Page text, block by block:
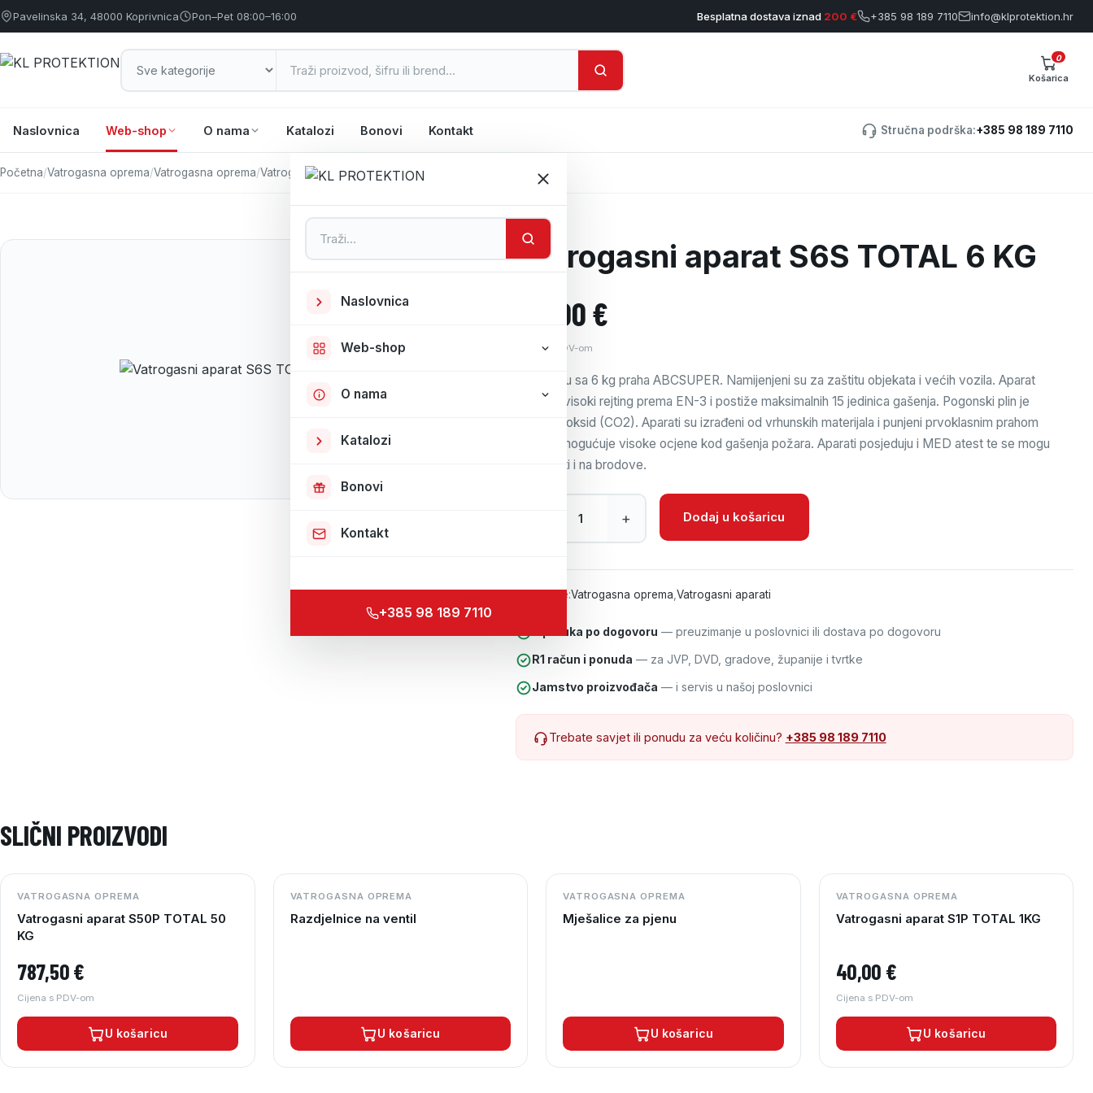
Pavelinska 34, 48000 Koprivnica Pon–Pet 08:00–16:00 Besplatna dostava iznad 200 € +385 98 189 7110 info@klprotektion.hr
Košarica
0
Naslovnica Web-shop O nama Katalozi Bonovi Kontakt Stručna podrška:+385 98 189 7110
Pretraga
Naslovnica
Web-shop
O nama
Katalozi
Bonovi
Kontakt
+385 98 189 7110
Početna/Vatrogasna oprema/Vatrogasna oprema/Vatrogasni aparat S6S TOTAL 6 KG
Vatrogasni aparat S6S TOTAL 6 KG
165,00€
Cijena s PDV-om
Punjeni su sa 6 kg praha ABCSUPER. Namijenjeni su za zaštitu objekata i većih vozila. Aparat
S6S ima visoki rejting prema EN-3 i postiže maksimalnih 15 jedinica gašenja. Pogonski plin je
ugljični dioksid (CO2). Aparati su izrađeni od vrhunskih materijala i punjeni prvoklasnim prahom
što im omogućuje visoke ocjene kod gašenja požara. Aparati posjeduju i MED atest te se mogu
ugrađivati i na brodove.
Vatrogasni aparat S6S TOTAL 6 KG količina
+ Dodaj u košaricu
Kategorije:Vatrogasna oprema Vatrogasni aparati
Isporuka po dogovoru — preuzimanje u poslovnici ili dostava po dogovoru
R1 račun i ponuda — za JVP, DVD, gradove, županije i tvrtke
Jamstvo proizvođača — i servis u našoj poslovnici
Trebate savjet ili ponudu za veću količinu? +385 98 189 7110
SLIČNI PROIZVODI
VATROGASNA OPREMA
Vatrogasni aparat S50P TOTAL 50
KG
787,50€
Cijena s PDV-om
U košaricu
VATROGASNA OPREMA
Razdjelnice na ventil
U košaricu
VATROGASNA OPREMA
Mješalice za pjenu
U košaricu
VATROGASNA OPREMA
Vatrogasni aparat S1P TOTAL 1KG
40,00 €
Cijena s PDV-om
U košaricu